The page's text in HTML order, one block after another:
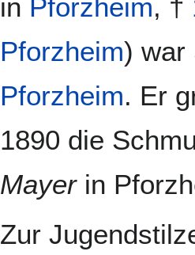
in Pforzheim, †
Pforzheim) war
Pforzheim. Er
1890 die
Mayerin
Zur